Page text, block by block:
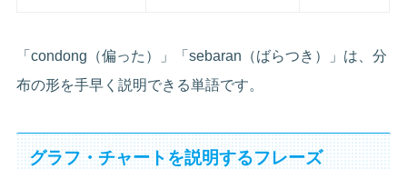
「condong（偏った）」「sebaran（ばらつき）」は、分
布の形を手早く説明できる単語です。
グラフ・チャートを説明するフレーズ